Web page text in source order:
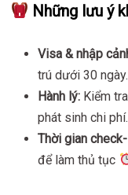
Những lưu ý
Visa & nhập
trú dưới 30 ngày.
Hành lý: Kiểm
phát sinh chi phí.
Thời gian
để làm thủ tục